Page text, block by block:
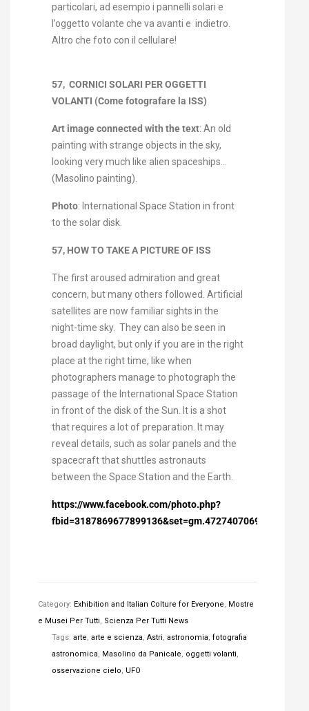
particolari, ad esempio i pannelli solari e
l’oggetto volante che va avanti e indietro.
Altro che foto con il cellulare!
57, CORNICI SOLARI PER OGGETTI
VOLANTI (Come fotografare la ISS)
Art image connected with the text: An old
painting with strange objects in the sky,
looking very much like alien spaceships…
(Masolino painting).
Photo: International Space Station in front
to the solar disk.
57, HOW TO TAKE A PICTURE OF ISS
The first aroused admiration and great
concern, but many others followed. Artificial
satellites are now familiar sights in the
night-time sky. They can also be seen in
broad daylight, but only if you are in the right
place at the right time, like when
photographers manage to photograph the
passage of the International Space Station
in front of the disk of the Sun. It is a shot
that requires a lot of preparation. It may
reveal details, such as solar panels and the
spacecraft that shuttles astronauts
between the Space Station and the Earth.
https://www.facebook.com/photo.php?
Category: Exhibition and Italian Colture for Everyone, Mostre
e Musei Per Tutti, Scienza Per Tutti News
Tags: arte, arte e scienza, Astri, astronomia, fotografia
astronomica, Masolino da Panicale, oggetti volanti,
osservazione cielo, UFO